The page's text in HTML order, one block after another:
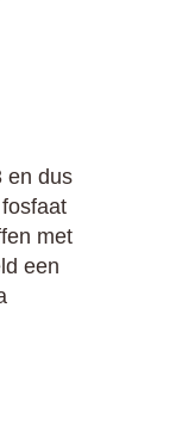
en dus
met
een